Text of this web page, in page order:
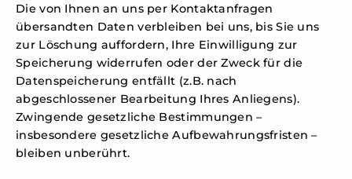
Die von Ihnen an uns per Kontaktanfragen
übersandten Daten verbleiben bei uns, bis Sie uns
zur Löschung auffordern, Ihre Einwilligung zur
Speicherung widerrufen oder der Zweck für die
Datenspeicherung entfällt (z.B. nach
abgeschlossener Bearbeitung Ihres Anliegens).
Zwingende gesetzliche Bestimmungen –
insbesondere gesetzliche Aufbewahrungsfristen –
bleiben unberührt.